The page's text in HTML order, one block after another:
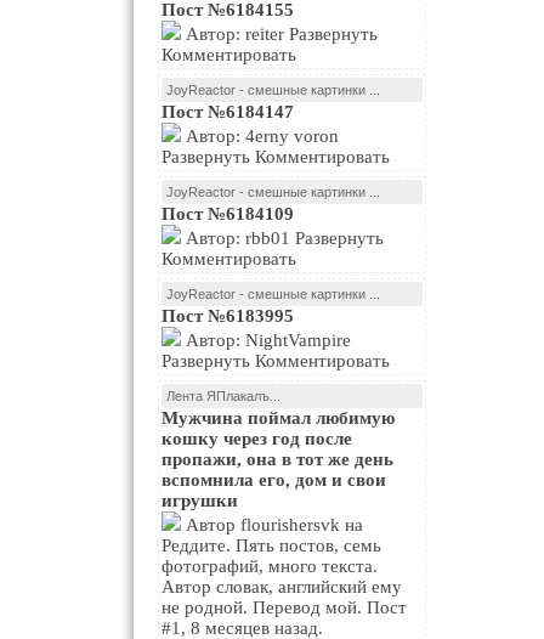
Пост №6184155
Комментировать
JoyReactor - смешные картинки ...
Пост №6184147
Развернуть Комментировать
JoyReactor - смешные картинки ...
Пост №6184109
Комментировать
JoyReactor - смешные картинки ...
Пост №6183995
Развернуть Комментировать
Лента ЯПлакалъ...
Мужчина поймал любимую
кошку через год после
пропажи, она в тот же день
вспомнила его, дом и свои
игрушки
Реддите. Пять постов, семь
фотографий, много текста.
Автор словак, английский ему
не родной. Перевод мой. Пост
#1, 8 месяцев назад.